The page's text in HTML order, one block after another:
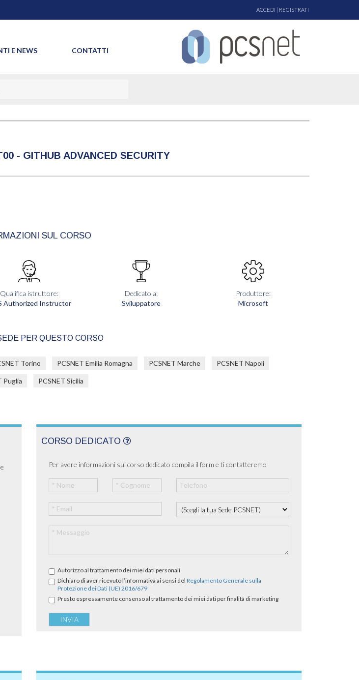
ACCEDI | REGISTRATI
E NEWS CONTATTI
- GITHUB ADVANCED SECURITY
SUL CORSO
Qualifica istruttore:
Authorized Instructor
Dedicato a:
Sviluppatore
Produttore:
Microsoft
PER QUESTO CORSO
Torino PCSNET Emilia Romagna PCSNET Marche PCSNET Napoli
Puglia PCSNET Sicilia
CORSO DEDICATO
Per avere informazioni sul corso dedicato compila il form e ti contatteremo
Autorizzo al trattamento dei miei dati personali
Dichiaro di aver ricevuto l’informativa ai sensi del Regolamento Generale sulla
Protezione dei Dati (UE) 2016/679
Presto espressamente consenso al trattamento dei miei dati per finalità di marketing